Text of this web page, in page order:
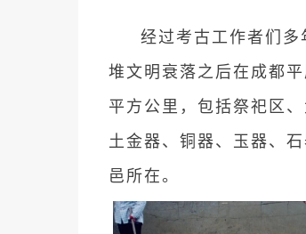
经过考古工作者们
堆文明衰落之后在成都
平方公里，包括祭祀区
土金器、铜器、玉器、
邑所在。